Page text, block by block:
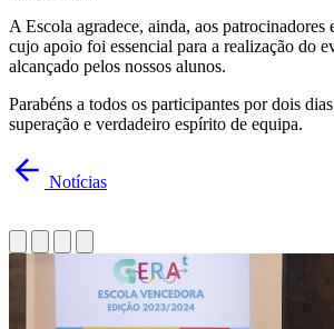
A Escola agradece, ainda, aos patrocinadores
cujo apoio foi essencial para a realização do
alcançado pelos nossos alunos.
Parabéns a todos os participantes por dois
superação e verdadeiro espírito de equipa.
Notícias